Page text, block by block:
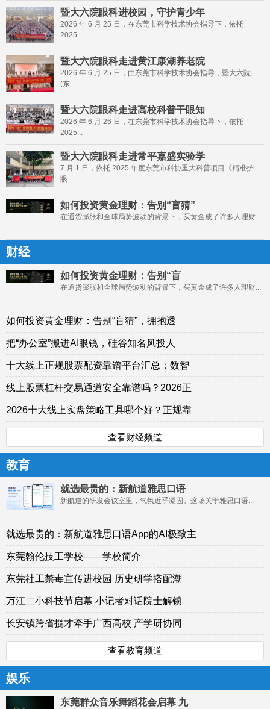
暨大六院眼科进校园，守护青少年
2026 年 6 月 25 日，在东莞市科学技术协会指导下，依托
2025...
暨大六院眼科走进黄江康湖养老院
2026 年 6 月 25 日，由东莞市科学技术协会指导，暨大六院
(东...
暨大六院眼科走进高校科普干眼知
2026 年 6 月 26 日，在东莞市科学技术协会指导下，依托
2025...
暨大六院眼科走进常平嘉盛实验学
7 月 1 日，依托 2025 年度东莞市科协重大科普项目《精准护
眼...
如何投资黄金理财：告别“盲猜”
在通货膨胀和全球局势波动的背景下，买黄金成了许多人理财...
财经
如何投资黄金理财：告别“盲
在通货膨胀和全球局势波动的背景下，买黄金成了许多人理财...
如何投资黄金理财：告别“盲猜”，拥抱透
把“办公室”搬进AI眼镜，硅谷知名风投人
十大线上正规股票配资靠谱平台汇总：数智
线上股票杠杆交易通道安全靠谱吗？2026正
2026十大线上实盘策略工具哪个好？正规靠
查看财经频道
教育
就选最贵的：新航道雅思口语
新航道的研发会议室里，气氛近乎凝固。这场关于雅思口语...
就选最贵的：新航道雅思口语App的AI极致主
东莞翰伦技工学校——学校简介
东莞社工禁毒宣传进校园 历史研学搭配潮
万江二小科技节启幕 小记者对话院士解锁
长安镇跨省揽才牵手广西高校 产学研协同
查看教育频道
娱乐
东莞群众音乐舞蹈花会启幕 九